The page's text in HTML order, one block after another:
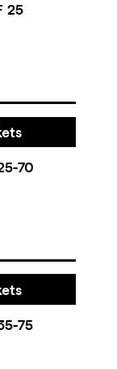
25
70
75